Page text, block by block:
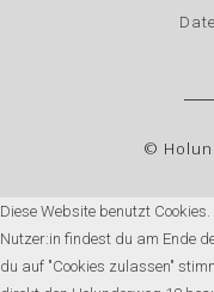
©
Diese Website benutzt
Nutzer:in findest du am Ende
du auf "Cookies zulassen"